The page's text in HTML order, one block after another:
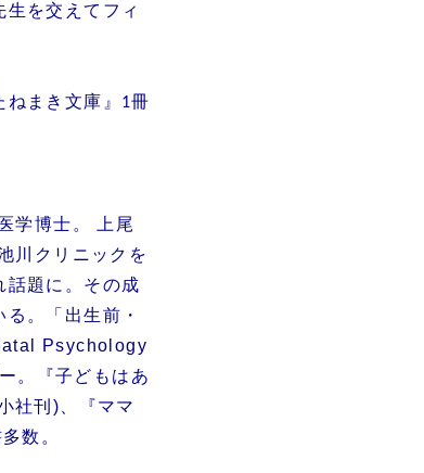
を交えてフィ
まき文庫』 1冊
学博士。 上尾
川クリニックを
話題に。その成
。「出生前・
Psychology
。『子どもはあ
社刊)、『ママ
数。